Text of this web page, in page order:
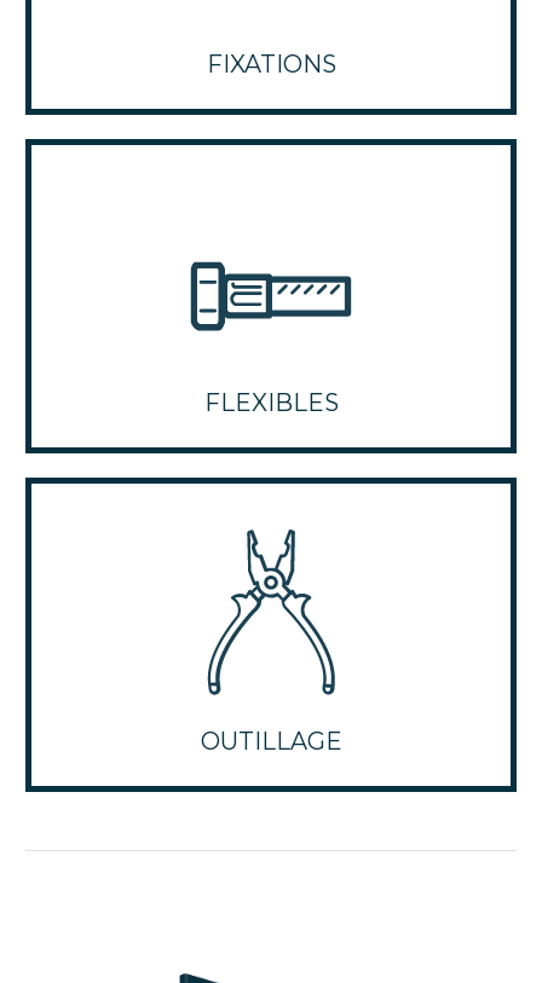
FIXATIONS
FLEXIBLES
OUTILLAGE